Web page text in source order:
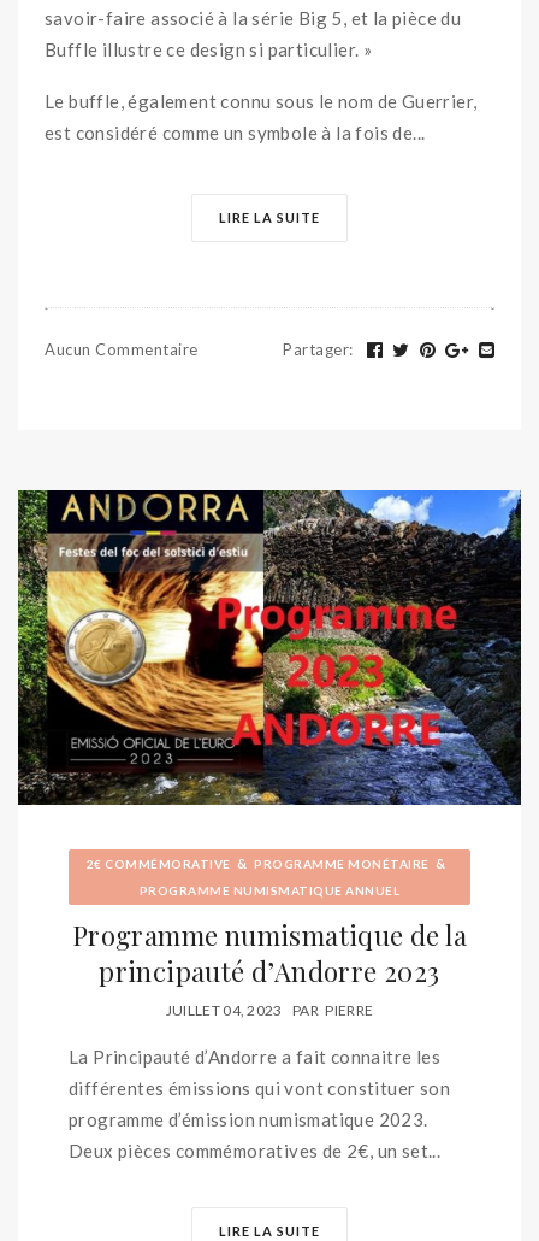
savoir-faire associé à la série Big 5, et la pièce du
Buffle illustre ce design si particulier. »
Le buffle, également connu sous le nom de Guerrier,
est considéré comme un symbole à la fois de...
LIRE LA SUITE
Aucun Commentaire Partager:
2€ COMMÉMORATIVE & PROGRAMME MONÉTAIRE &
PROGRAMME NUMISMATIQUE ANNUEL
Programme numismatique de la
principauté d’Andorre 2023
JUILLET 04, 2023 PAR PIERRE
La Principauté d’Andorre a fait connaitre les
différentes émissions qui vont constituer son
programme d’émission numismatique 2023.
Deux pièces commémoratives de 2€, un set...
LIRE LA SUITE